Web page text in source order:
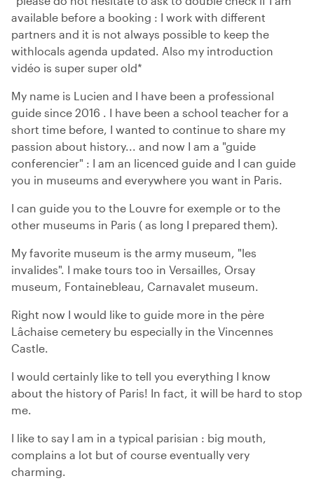
available before a booking : I work with different
partners and it is not always possible to keep the
withlocals agenda updated. Also my introduction
vidéo is super super old*
My name is Lucien and I have been a professional
guide since 2016 . I have been a school teacher for a
short time before, I wanted to continue to share my
passion about history... and now I am a "guide
conferencier" : I am an licenced guide and I can guide
you in museums and everywhere you want in Paris.
I can guide you to the Louvre for exemple or to the
other museums in Paris ( as long I prepared them).
My favorite museum is the army museum, "les
invalides". I make tours too in Versailles, Orsay
museum, Fontainebleau, Carnavalet museum.
Right now I would like to guide more in the père
Lâchaise cemetery bu especially in the Vincennes
Castle.
I would certainly like to tell you everything I know
about the history of Paris! In fact, it will be hard to stop
me.
I like to say I am in a typical parisian : big mouth,
complains a lot but of course eventually very
charming.